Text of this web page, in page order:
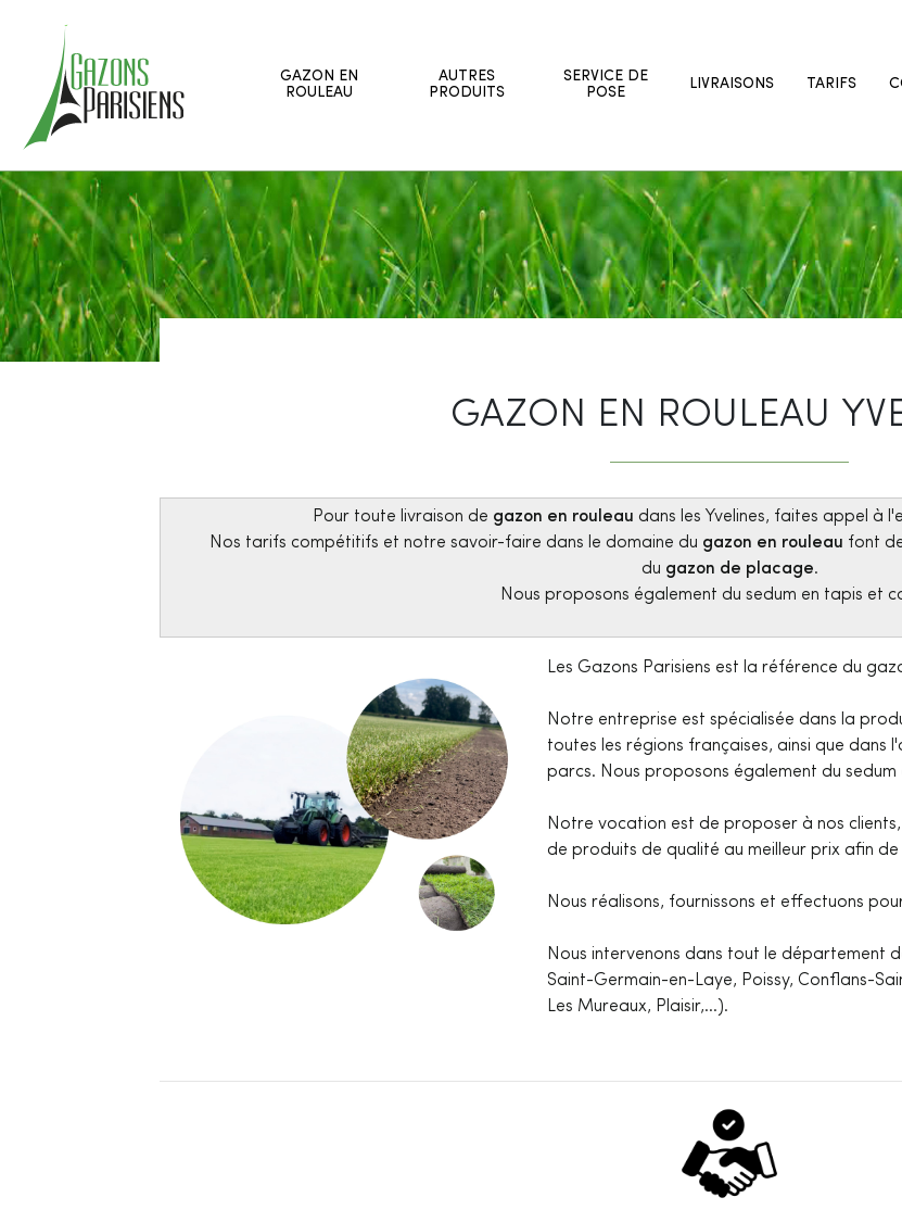
GAZON EN
ROULEAU
AUTRES
PRODUITS
SERVICE DE
POSE
LIVRAISONS TARIFS
GAZON EN ROULEAU
Pour toute livraison de gazon en rouleau dans les Yvelines, faites appel à
Nos tarifs compétitifs et notre savoir-faire dans le domaine du gazon en rouleau font
du gazon de placage.
Nous proposons également du sedum en tapis et
Les Gazons Parisiens est la référence du
Notre entreprise est spécialisée dans la
toutes les régions françaises, ainsi que dans
parcs. Nous proposons également du
Notre vocation est de proposer à nos
de produits de qualité au meilleur prix afin
Nous réalisons, fournissons et effectuons
Nous intervenons dans tout le département
Saint-Germain-en-Laye, Poissy, Conflans-
Les Mureaux, Plaisir,...).